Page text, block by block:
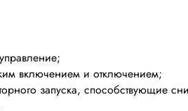
включением и отключением;
запуска, способствующие